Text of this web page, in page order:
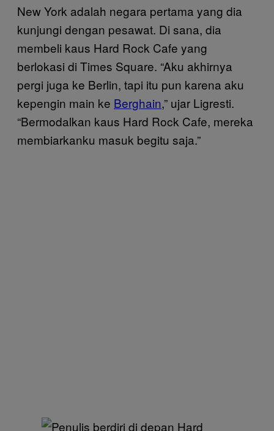
New York adalah negara pertama yang dia
kunjungi dengan pesawat. Di sana, dia
membeli kaus Hard Rock Cafe yang
berlokasi di Times Square. “Aku akhirnya
pergi juga ke Berlin, tapi itu pun karena aku
kepengin main ke Berghain,” ujar Ligresti.
“Bermodalkan kaus Hard Rock Cafe, mereka
membiarkanku masuk begitu saja.”